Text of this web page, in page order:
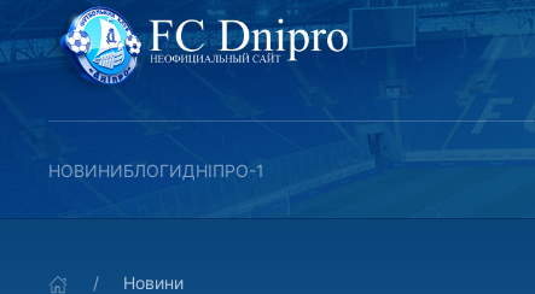
НОВИНИБЛОГИДНІПРО-1
Новини